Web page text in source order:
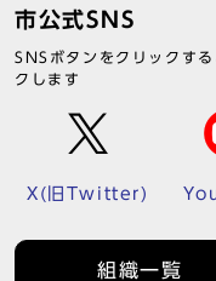
市公式SNS
SNSボタンをクリックす
クします
X(旧Twitter)
組織一覧